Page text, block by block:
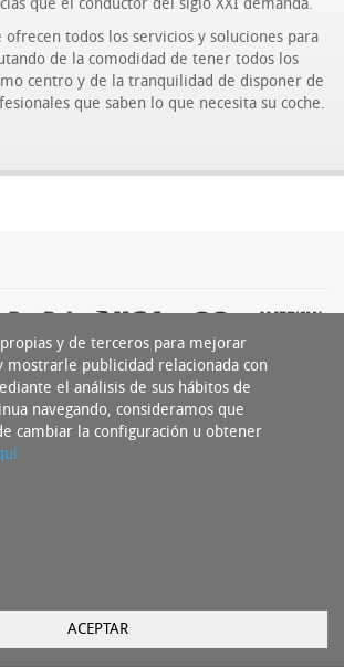
que el conductor del siglo XXI demanda.
ofrecen todos los servicios y soluciones para
de la comodidad de tener todos los
centro y de la tranquilidad de disponer de
que saben lo que necesita su coche.
y de terceros para mejorar
mostrarle publicidad relacionada con
el análisis de sus hábitos de
navegando, consideramos que
cambiar la configuración u obtener
ACEPTAR